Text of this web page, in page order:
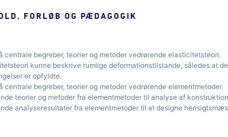
FORLØB OG PÆDAGOGIK
centrale begreber, teorier og metoder vedrørende elasticitetsteori.
kunne beskrive rumlige deformationstilstande, således at
er opfyldte.
centrale begreber, teorier og metoder vedrørende elementmetoder.
teorier og metoder fra elementmetoder til analyse af
analyseresultater fra elementmetoder til at designe